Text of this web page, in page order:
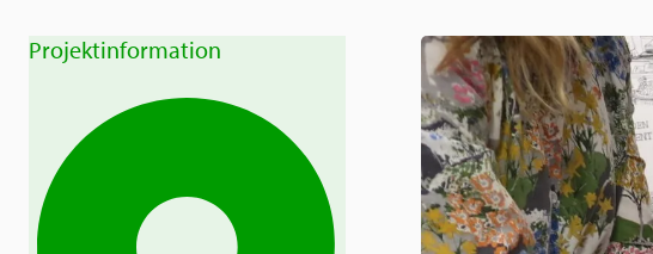
Projektinformation